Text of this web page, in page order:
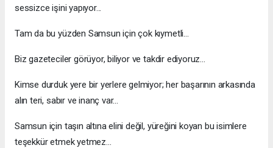
sessizce işini yapıyor...
Tam da bu yüzden Samsun için çok kıymetli...
Biz gazeteciler görüyor, biliyor ve takdir ediyoruz...
Kimse durduk yere bir yerlere gelmiyor; her başarının arkasında
alın teri, sabır ve inanç var...
Samsun için taşın altına elini değil, yüreğini koyan bu isimlere
teşekkür etmek yetmez...